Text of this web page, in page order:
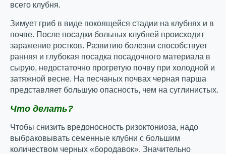
всего клубня.
Зимует гриб в виде покоящейся стадии на клубнях и в
почве. После посадки больных клубней происходит
заражение ростков. Развитию болезни способствует
ранняя и глубокая посадка посадочного материала в
сырую, недостаточно прогретую почву при холодной и
затяжной весне. На песчаных почвах черная парша
представляет большую опасность, чем на суглинистых.
Что делать?
Чтобы снизить вредоносность ризоктониоза, надо
выбраковывать семенные клубни с большим
количеством черных «бородавок». Значительно